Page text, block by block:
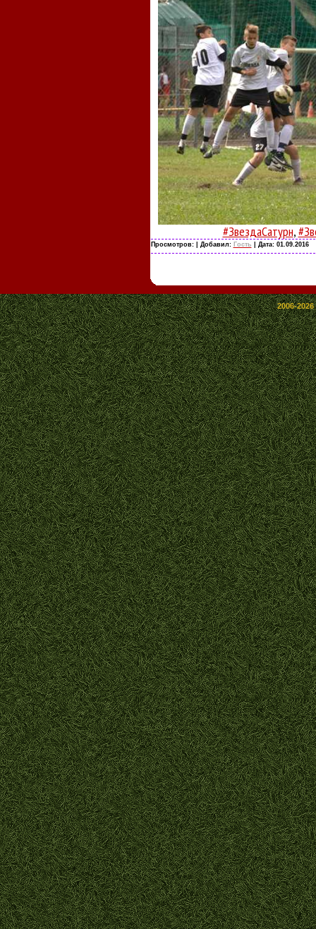
#ЗвездаСатурн,
Просмотров: | Добавил: Гость | Дата: 01.09.2016
2006-